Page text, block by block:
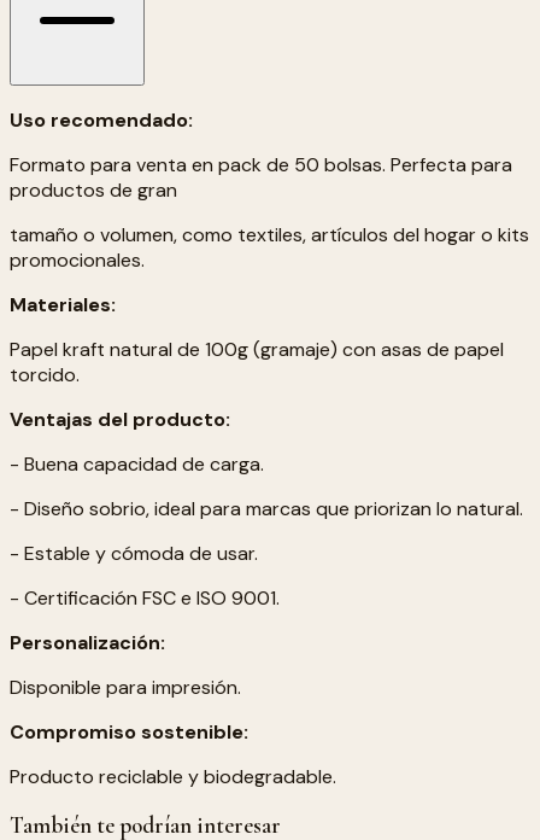
Uso recomendado:
Formato para venta en pack de 50 bolsas. Perfecta para
productos de gran
tamaño o volumen, como textiles, artículos del hogar o kits
promocionales.
Materiales:
Papel kraft natural de 100g (gramaje) con asas de papel
torcido.
Ventajas del producto:
- Buena capacidad de carga.
- Diseño sobrio, ideal para marcas que priorizan lo natural.
- Estable y cómoda de usar.
- Certificación FSC e ISO 9001.
Personalización:
Disponible para impresión.
Compromiso sostenible:
Producto reciclable y biodegradable.
También te podrían interesar